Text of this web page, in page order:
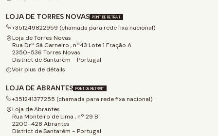
LOJA DE TORRES NOVAS POINT DE RETRAIT
+351249822959 (chamada para rede fixa nacional)
Loja de Torres Novas
Rua Drº Sá Carneiro , nº43 Lote 1 Fração A
2350-536 Torres Novas
District de Santarém - Portugal
Voir plus de détails
LOJA DE ABRANTES POINT DE RETRAIT
+351241377255 (chamada para rede fixa nacional)
Loja de Abrantes
Rua Monteiro de Lima , nº 29 B
2200-428 Abrantes
District de Santarém - Portugal